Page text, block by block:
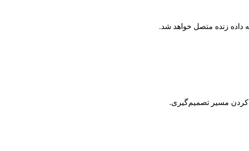
داده زنده متصل خواهد شد.
کردن مسیر تصمیم‌گیری.